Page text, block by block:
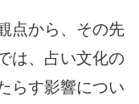
点から、その先
は、占い文化の
らす影響につい